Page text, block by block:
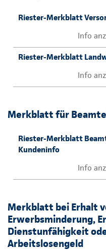
Riester-Merkblatt
Info
Riester-Merkblatt
Info
Merkblatt für
Riester-Merkblatt
Kundeninfo
Info
Merkblatt bei Erhalt
Erwerbsminderung,
Dienstunfähigkeit
Arbeitslosengeld